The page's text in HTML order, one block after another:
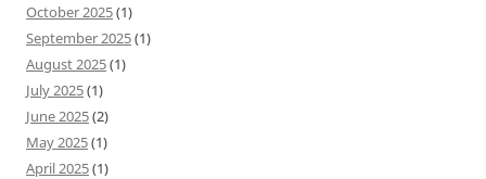
October 2025(1)
September 2025(1)
August 2025(1)
July 2025(1)
June 2025(2)
May 2025(1)
April 2025(1)